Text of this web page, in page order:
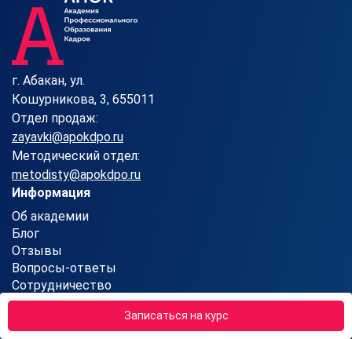
Записаться на курс
г. Абакан, ул.
Кошурникова, 3, 655011
Отдел продаж:
zayavki@apokdpo.ru
Методический отдел:
metodisty@apokdpo.ru
Информация
Об академии
Блог
Отзывы
Вопросы-ответы
Сотрудничество
Контакты